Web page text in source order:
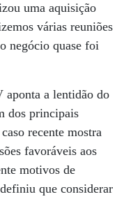
uma aquisição
várias reuniões
negócio quase foi
aponta a lentidão do
dos principais
recente mostra
favoráveis aos
motivos de
que considerar